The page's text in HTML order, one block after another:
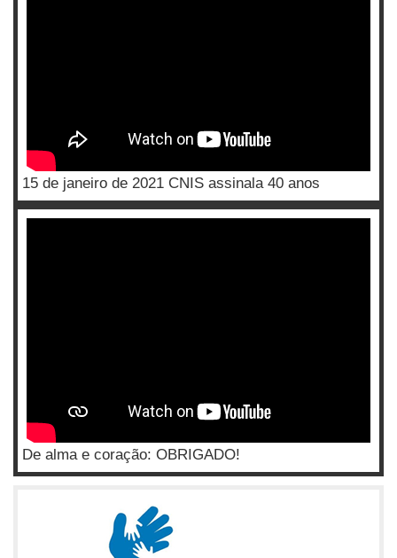
15 de janeiro de 2021 CNIS assinala 40 anos
De alma e coração: OBRIGADO!